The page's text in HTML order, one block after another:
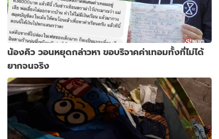
น้องคิว วอนหยุดกล่าวหา ขอบริจาคค่าเทอมทั้งที่ไม่ได้
ยากจนจริง